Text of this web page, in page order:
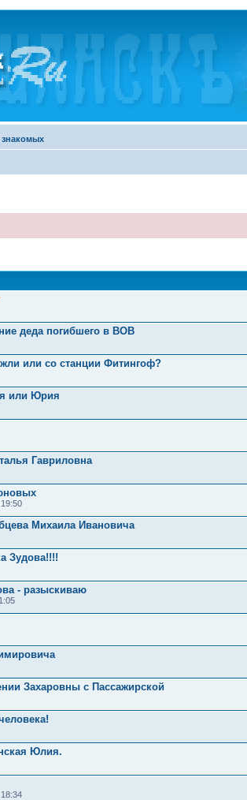
деда погибшего в ВОВ
или со станции Фитингоф?
или Юрия
Гавриловна
Михаила Ивановича
Зудова!!!!
- разыскиваю
Захаровны с Пассажирской
Юлия.